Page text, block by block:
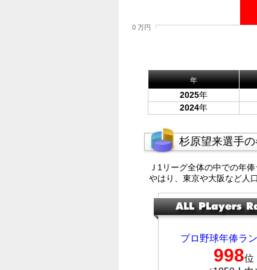
0 万円
年
2025年
2024年
杉原望来選手
Ｊ1リーグ全体の中での年
やはり、東京や大阪など人
プロ野球年俸ラ
998位